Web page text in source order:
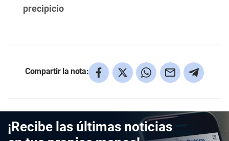
precipicio
Compartir la nota:
¡Recibe las últimas noticias